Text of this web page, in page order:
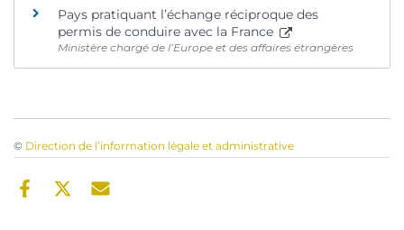
Pays pratiquant l’échange réciproque des
permis de conduire avec la France
Ministère chargé de l’Europe et des affaires étrangères
© Direction de l’information légale et administrative